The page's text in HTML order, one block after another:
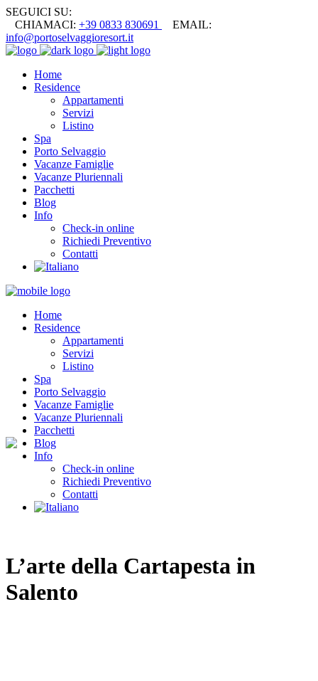
SEGUICI SU:
CHIAMACI: +39 0833 830691
EMAIL:
info@portoselvaggioresort.it
Home
Residence
Appartamenti
Servizi
Listino
Spa
Porto Selvaggio
Vacanze Famiglie
Vacanze Pluriennali
Pacchetti
Blog
Info
Check-in online
Richiedi Preventivo
Contatti
Home
Residence
Appartamenti
Servizi
Listino
Spa
Porto Selvaggio
Vacanze Famiglie
Vacanze Pluriennali
Pacchetti
Blog
Info
Check-in online
Richiedi Preventivo
Contatti
L’arte della Cartapesta in
Salento